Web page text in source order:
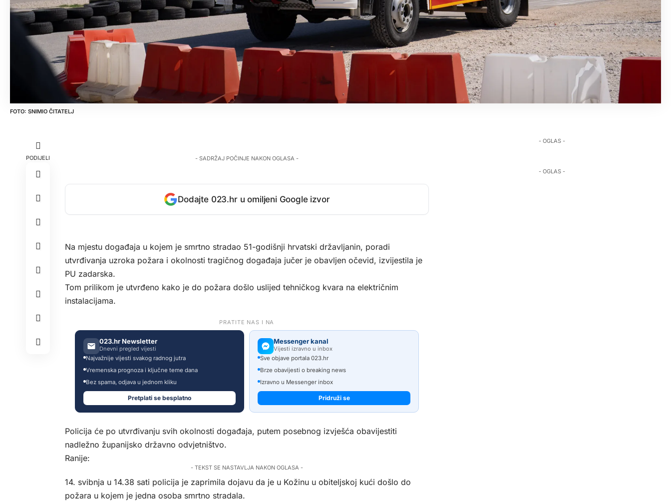
SNIMIO ČITATELJ
PODIJELI - SADRŽAJ POČINJE NAKON OGLASA -
Dodajte 023.hr u omiljeni Google izvor
Na mjestu događaja u kojem je smrtno stradao 51-godišnji hrvatski državljanin, poradi
utvrđivanja uzroka požara i okolnosti tragičnog događaja jučer je obavljen očevid, izvijestila je
PU zadarska.
Tom prilikom je utvrđeno kako je do požara došlo uslijed tehničkog kvara na električnim
instalacijama.
PRATITE NAS I NA
023.hr Newsletter
Dnevni pregled vijesti
Najvažnije vijesti svakog radnog jutra
Vremenska prognoza i ključne teme dana
Bez spama, odjava u jednom kliku
Pretplati se besplatno
Messenger kanal
Vijesti izravno u inbox
Sve objave portala 023.hr
Brze obavijesti o breaking news
Izravno u Messenger inbox
Pridruži se
Policija će po utvrđivanju svih okolnosti događaja, putem posebnog izvješća obavijestiti
nadležno županijsko državno odvjetništvo.
Ranije:
- TEKST SE NASTAVLJA NAKON OGLASA -
14. svibnja u 14.38 sati policija je zaprimila dojavu da je u Kožinu u obiteljskoj kući došlo do
požara u kojem je jedna osoba smrtno stradala.
- OGLAS -
- OGLAS -